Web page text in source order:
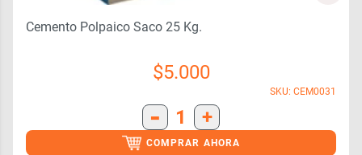
Cemento Polpaico Saco 25 Kg.
$5.000
SKU: CEM0031
- 1 +
COMPRAR AHORA